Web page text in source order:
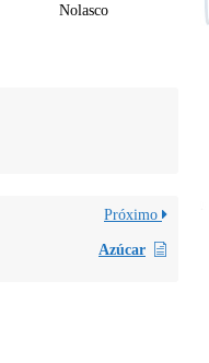
Nolasco
Próximo
Azúcar